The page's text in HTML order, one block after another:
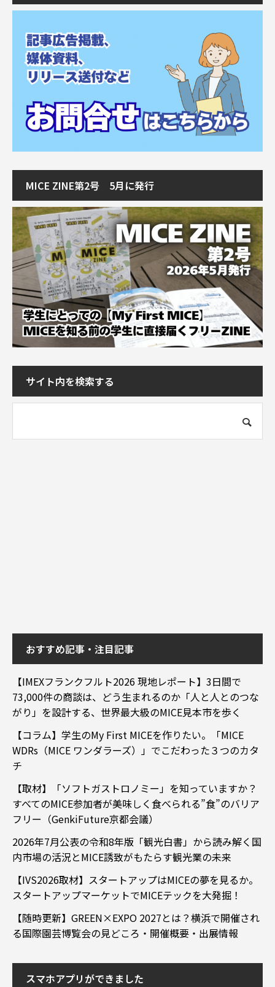
MICE ZINE第2号 5月に発行
サイト内を検索する
おすすめ記事・注目記事
【IMEXフランクフルト2026 現地レポート】3日間で
73,000件の商談は、どう生まれるのか「人と人とのつな
がり」を設計する、世界最大級のMICE見本市を歩く
【コラム】学生のMy First MICEを作りたい。「MICE
WDRs（MICE ワンダラーズ）」でこだわった３つのカタ
チ
【取材】「ソフトガストロノミー」を知っていますか？
すべてのMICE参加者が美味しく食べられる”食”のバリア
フリー（GenkiFuture京都会議）
2026年7月公表の令和8年版「観光白書」から読み解く国
内市場の活況とMICE誘致がもたらす観光業の未来
【IVS2026取材】スタートアップはMICEの夢を見るか。
スタートアップマーケットでMICEテックを大発掘！
【随時更新】GREEN×EXPO 2027とは？横浜で開催され
る国際園芸博覧会の見どころ・開催概要・出展情報
スマホアプリができました